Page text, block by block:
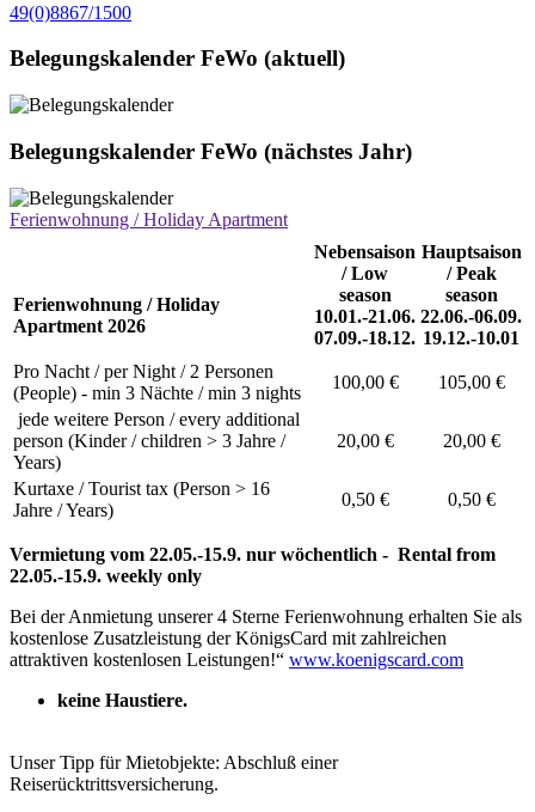
49(0)8867/1500
Belegungskalender FeWo (aktuell)
Belegungskalender FeWo (nächstes Jahr)
Ferienwohnung / Holiday Apartment
Ferienwohnung / Holiday
Apartment 2026
Nebensaison
/ Low
season
10.01.-21.06.
07.09.-18.12.
Hauptsaison
/ Peak
season
22.06.-06.09.
19.12.-10.01
Pro Nacht / per Night / 2 Personen
(People) - min 3 Nächte / min 3 nights
100,00 €
105,00 €
jede weitere Person / every additional
person (Kinder / children > 3 Jahre /
Years)
20,00 € 20,00 €
Kurtaxe / Tourist tax (Person > 16
Jahre / Years)
0,50 € 0,50 €
Vermietung vom 22.05.-15.9. nur wöchentlich - Rental from
22.05.-15.9. weekly only
Bei der Anmietung unserer 4 Sterne Ferienwohnung erhalten Sie als
kostenlose Zusatzleistung der KönigsCard mit zahlreichen
attraktiven kostenlosen Leistungen!“ www.koenigscard.com
keine Haustiere.
Unser Tipp für Mietobjekte: Abschluß einer
Reiserücktrittsversicherung.